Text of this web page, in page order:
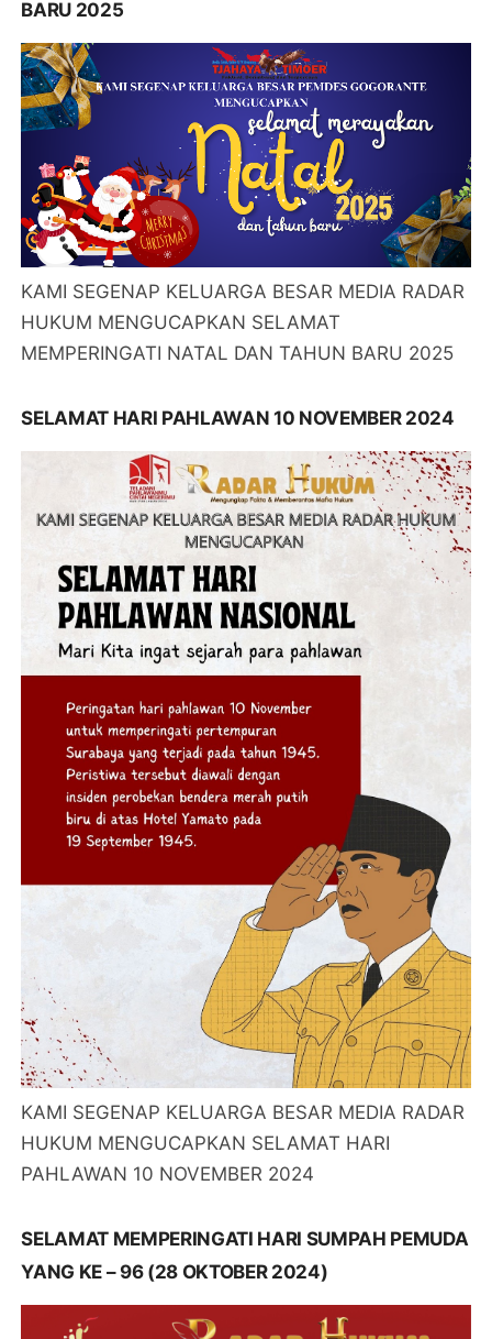
BARU 2025
KAMI SEGENAP KELUARGA BESAR MEDIA RADAR
HUKUM MENGUCAPKAN SELAMAT
MEMPERINGATI NATAL DAN TAHUN BARU 2025
SELAMAT HARI PAHLAWAN 10 NOVEMBER 2024
KAMI SEGENAP KELUARGA BESAR MEDIA RADAR
HUKUM MENGUCAPKAN SELAMAT HARI
PAHLAWAN 10 NOVEMBER 2024
SELAMAT MEMPERINGATI HARI SUMPAH PEMUDA
YANG KE – 96 (28 OKTOBER 2024)